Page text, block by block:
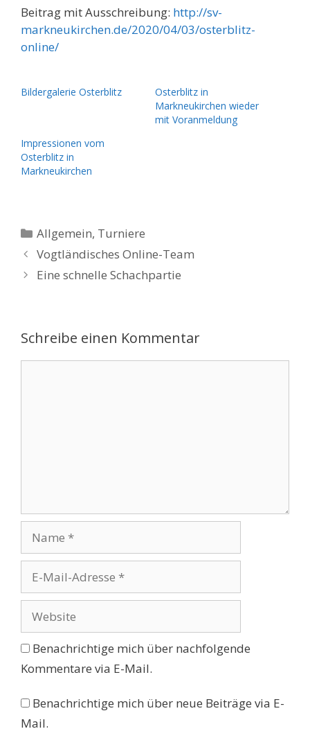
Beitrag mit Ausschreibung: http://sv-
markneukirchen.de/2020/04/03/osterblitz-
online/
Bildergalerie Osterblitz
Osterblitz in
Markneukirchen wieder
mit Voranmeldung
Impressionen vom
Osterblitz in
Markneukirchen
Kategorien
Allgemein, Turniere
Vogtländisches Online-Team
Eine schnelle Schachpartie
Schreibe einen Kommentar
Mail-
Adresse
Benachrichtige mich über nachfolgende
Kommentare via E-Mail.
Benachrichtige mich über neue Beiträge via E-
Mail.